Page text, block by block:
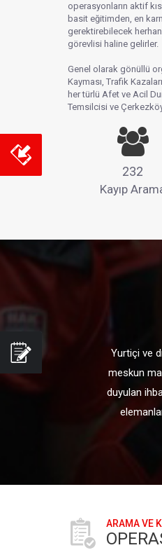
operasyonların aktif
basit eğitimden, en
gerektirebilecek
görevlisi haline gelirler.
Genel olarak gönüllü
Kayması, Trafik
her türlü Afet ve Acil
Temsilcisi ve
232
Kayıp
Yurtiçi ve
meskun
duyulan
ARAMA VE